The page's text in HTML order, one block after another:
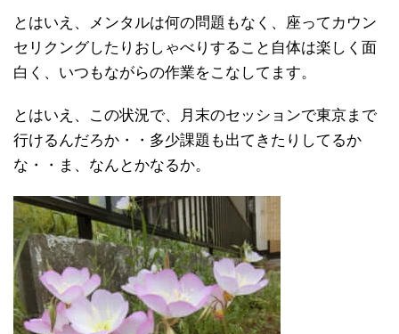
とはいえ、メンタルは何の問題もなく、座ってカウン
セリクングしたりおしゃべりすること自体は楽しく面
白く、いつもながらの作業をこなしてます。
とはいえ、この状況で、月末のセッションで東京まで
行けるんだろか・・多少課題も出てきたりしてるか
な・・ま、なんとかなるか。